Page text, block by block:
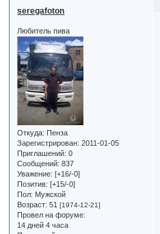
seregafoton
Любитель пива
Откуда: Пенза
Зарегистрирован: 2011-01-05
Приглашений: 0
Сообщений: 837
Уважение: [+16/-0]
Позитив: [+15/-0]
Пол: Мужской
Возраст: 51[1974-12-21]
Провел на форуме:
14 дней 4 часа